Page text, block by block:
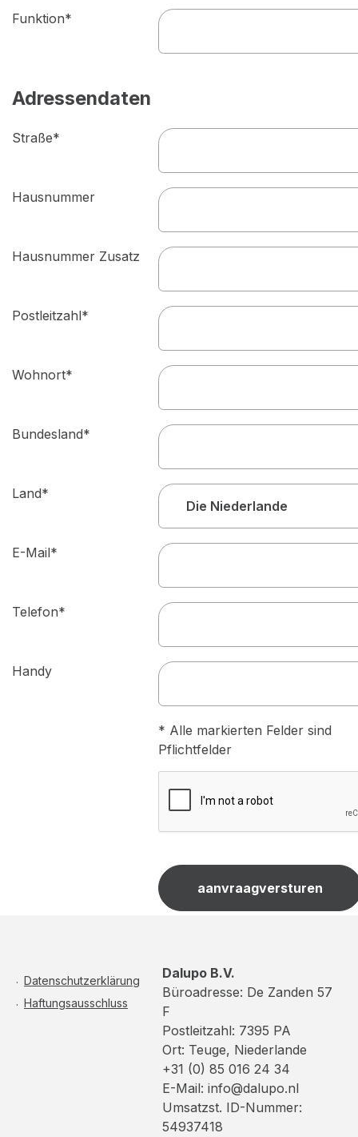
Funktion*
Adressendaten
Straße*
Hausnummer
Hausnummer Zusatz
Postleitzahl*
Wohnort*
Bundesland*
Land*
E-Mail*
Telefon*
Handy
* Alle markierten Felder sind
Pflichtfelder
Datenschutzerklärung
Haftungsausschluss
Dalupo B.V.
Büroadresse: De Zanden 57
F
Postleitzahl: 7395 PA
Ort: Teuge, Niederlande
+31 (0) 85 016 24 34
E-Mail: info@dalupo.nl
Umsatzst. ID-Nummer:
54937418